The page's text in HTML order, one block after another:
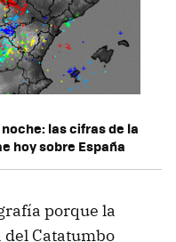
las cifras de la
hoy sobre España
porque la
Catatumbo